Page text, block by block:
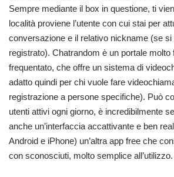
Sempre mediante il box in questione, ti
località proviene l’utente con cui stai per
conversazione e il relativo nickname (se si
registrato). Chatrandom è un portale molto
frequentato, che offre un sistema di
adatto quindi per chi vuole fare
registrazione a persone specifiche). Può
utenti attivi ogni giorno, è incredibilmente
anche un’interfaccia accattivante e ben
Android e iPhone) un’altra app free che
con sconosciuti, molto semplice all’utilizzo.